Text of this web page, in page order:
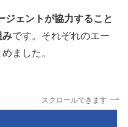
ジェントが協力すること
みです。それぞれのエー
ました。
スクロールできます